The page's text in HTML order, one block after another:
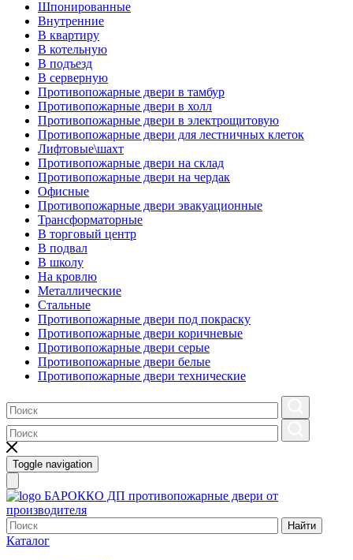
Шпонированные
Внутренние
В квартиру
В котельную
В подъезд
В серверную
Противопожарные двери в тамбур
Противопожарные двери в холл
Противопожарные двери в электрощитовую
Противопожарные двери для лестничных клеток
Лифтовые\шахт
Противопожарные двери на склад
Противопожарные двери на чердак
Офисные
Противопожарные двери эвакуационные
Трансформаторные
В торговый центр
В подвал
В школу
На кровлю
Металлические
Стальные
Противопожарные двери под покраску
Противопожарные двери коричневые
Противопожарные двери серые
Противопожарные двери белые
Противопожарные двери технические
Toggle navigation
БАРОККО ДП противопожарные двери от
производителя
Найти
Каталог